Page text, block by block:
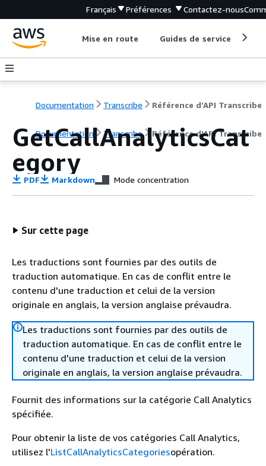
Français Préférences Contactez-nous
Mise en route Guides de service
Documentation Transcribe Référence d'API Transcribe
Documentation Transcribe Référence d'API Transcribe
GetCallAnalyticsCat
egory
PDF Markdown Mode concentration
Sur cette page
Les traductions sont fournies par des outils de
traduction automatique. En cas de conflit entre le
contenu d'une traduction et celui de la version
originale en anglais, la version anglaise prévaudra.
Les traductions sont fournies par des outils de
traduction automatique. En cas de conflit entre le
contenu d'une traduction et celui de la version
originale en anglais, la version anglaise prévaudra.
Fournit des informations sur la catégorie Call Analytics
spécifiée.
Pour obtenir la liste de vos catégories Call Analytics,
utilisez l'ListCallAnalyticsCategoriesopération.